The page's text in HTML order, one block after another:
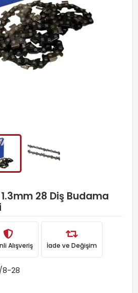
28 Diş Budama
Alışveriş İade ve Değişim
8-28